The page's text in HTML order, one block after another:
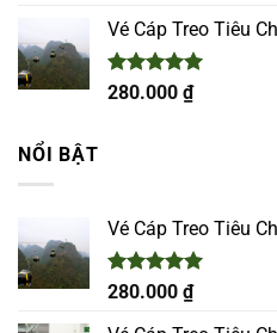
5 sao
Vé Cáp Treo Tiêu
Được xếp
5.00
280.000 ₫
NỔI BẬT
Vé Cáp Treo Tiêu
Được xếp
5.00
5 sao
280.000 ₫